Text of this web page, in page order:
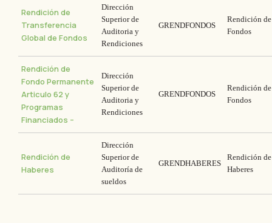
Rendición de
Transferencia
Global de Fondos
Dirección
Superior de
Auditoria y
Rendiciones
GRENDFONDOS
Rendición de
Fondos
Rendición de
Fondo Permanente
Articulo 62 y
Programas
Financiados –
Dirección
Superior de
Auditoria y
Rendiciones
GRENDFONDOS
Rendición de
Fondos
Rendición de
Haberes
Dirección
Superior de
Auditoría de
sueldos
GRENDHABERES
Rendición de
Haberes